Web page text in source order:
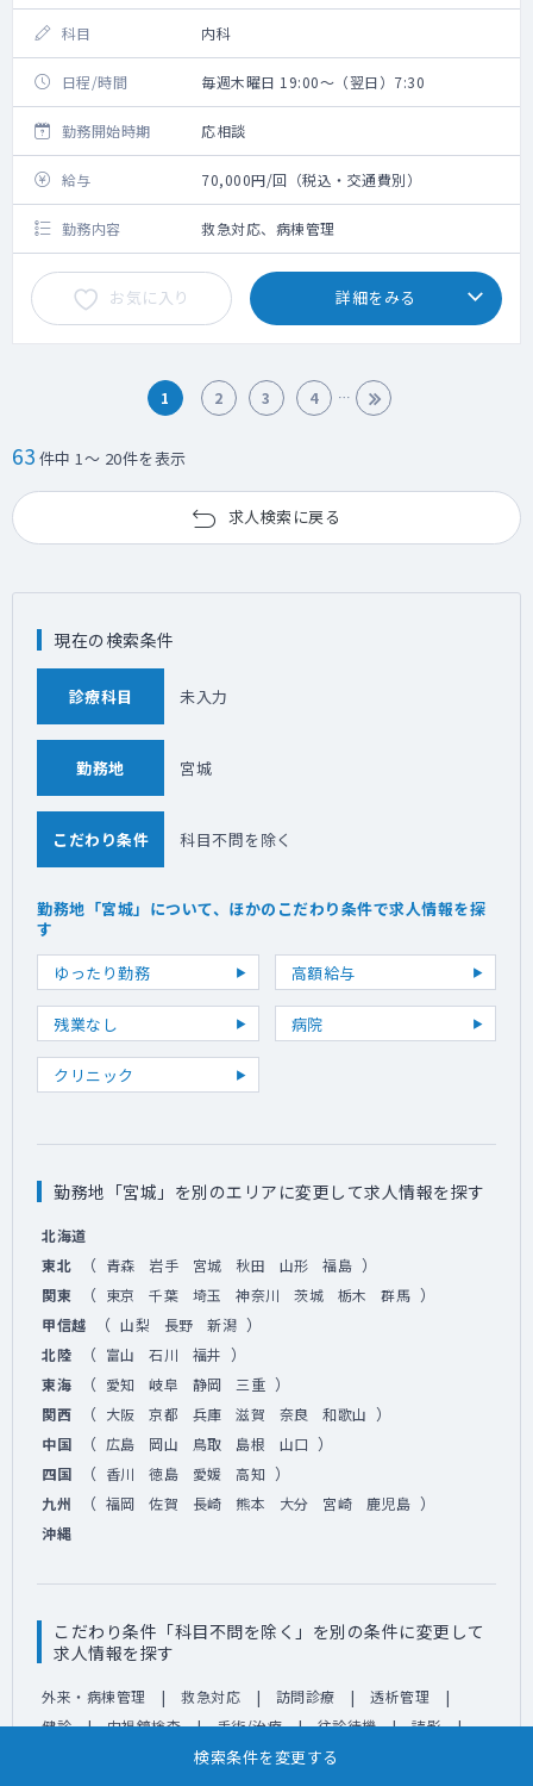
科目 内科
日程/時間 毎週木曜日 19:00～（翌日）7:30
勤務開始時期 応相談
給与 70,000円/回（税込・交通費別）
勤務内容 救急対応、病棟管理
お気に入り 詳細をみる
1 2 3 4
63 件中 1～ 20件を表示
求人検索に戻る
検索条件を変更する
現在の検索条件
診療科目 未入力
勤務地 宮城
こだわり条件 科目不問を除く
勤務地「宮城」について、ほかのこだわり条件で求人情報を探
す
ゆったり勤務
高額給与
残業なし 病院
クリニック
勤務地「宮城」を別のエリアに変更して求人情報を探す
北海道
東北
（ 青森 岩手 宮城 秋田 山形 福島 ）
関東 （ 東京 千葉 埼玉 神奈川 茨城 栃木 群馬 ）
甲信越 （ 山梨 長野 新潟 ）
北陸 （ 富山 石川 福井 ）
東海 （ 愛知 岐阜 静岡 三重 ）
関西 （ 大阪 京都 兵庫 滋賀 奈良 和歌山 ）
中国 （ 広島 岡山 鳥取 島根 山口 ）
四国 （ 香川 徳島 愛媛 高知 ）
九州 （ 福岡 佐賀 長崎 熊本 大分 宮崎 鹿児島 ）
沖縄
こだわり条件「科目不問を除く」を別の条件に変更して
求人情報を探す
外来・病棟管理 救急対応 訪問診療
透析管理
健診
内視鏡検査 手術/治療 往診待機
読影
産業医・ストレスチェック